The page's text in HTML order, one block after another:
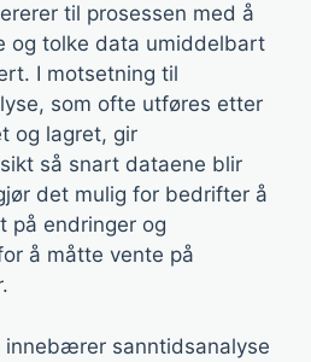
til prosessen med å
og tolke data umiddelbart
I motsetning til
som ofte utføres etter
og lagret, gir
så snart dataene blir
det mulig for bedrifter å
på endringer og
å måtte vente på
innebærer sanntidsanalyse